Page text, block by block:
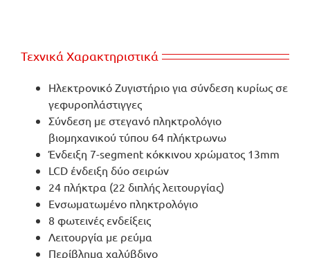
Τεχνικά Χαρακτηριστικά
Ηλεκτρονικό Ζυγιστήριο για σύνδεση κυρίως σε
γεφυροπλάστιγγες
Σύνδεση με στεγανό πληκτρολόγιο
βιομηχανικού τύπου 64 πλήκτρωνω
Ένδειξη 7-segment κόκκινου χρώματος 13mm
LCD ένδειξη δύο σειρών
24 πλήκτρα (22 διπλής λειτουργίας)
Ενσωματωμένο πληκτρολόγιο
8 φωτεινές ενδείξεις
Λειτουργία με ρεύμα
Περίβλημα χαλύβδινο